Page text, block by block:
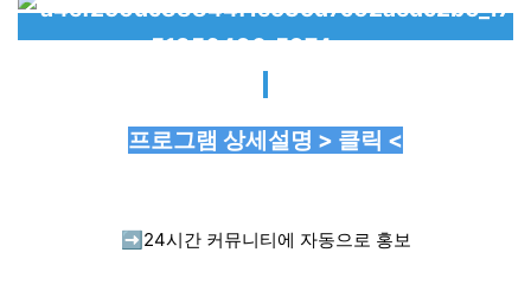
프로그램 상세설명 > 클릭 <
➡️ 24시간 커뮤니티에 자동으로 홍보